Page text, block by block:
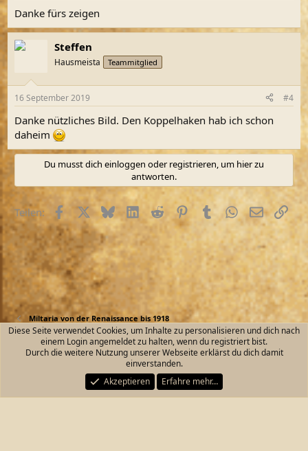
Danke fürs zeigen
Steffen
Hausmeista Teammitglied
16 September 2019 #4
Danke nützliches Bild. Den Koppelhaken hab ich schon
daheim
Du musst dich einloggen oder registrieren, um hier zu
antworten.
Teilen: FacebookX (Twitter)
BlueskyLinkedInReddit PinterestTumblrWhatsApp
E-MailLink
Miltaria von der Renaissance bis 1918
Kontakt Nutzungsbedingungen
Datenschutz
Start
R
S
Community platform by XenForo® © 2010-2026 XenForo Ltd.
Diese Seite verwendet Cookies, um Inhalte zu personalisieren und dich nach
einem Login angemeldet zu halten, wenn du registriert bist.
Durch die weitere Nutzung unserer Webseite erklärst du dich damit
einverstanden.
Akzeptieren
Erfahre mehr…